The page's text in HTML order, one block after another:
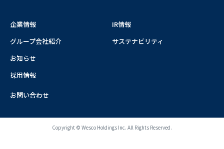
企業情報
IR情報
グループ会社紹介
サステナビリティ
お知らせ
採用情報
お問い合わせ
Copyright © Wesco Holdings Inc. All Rights Reserved.